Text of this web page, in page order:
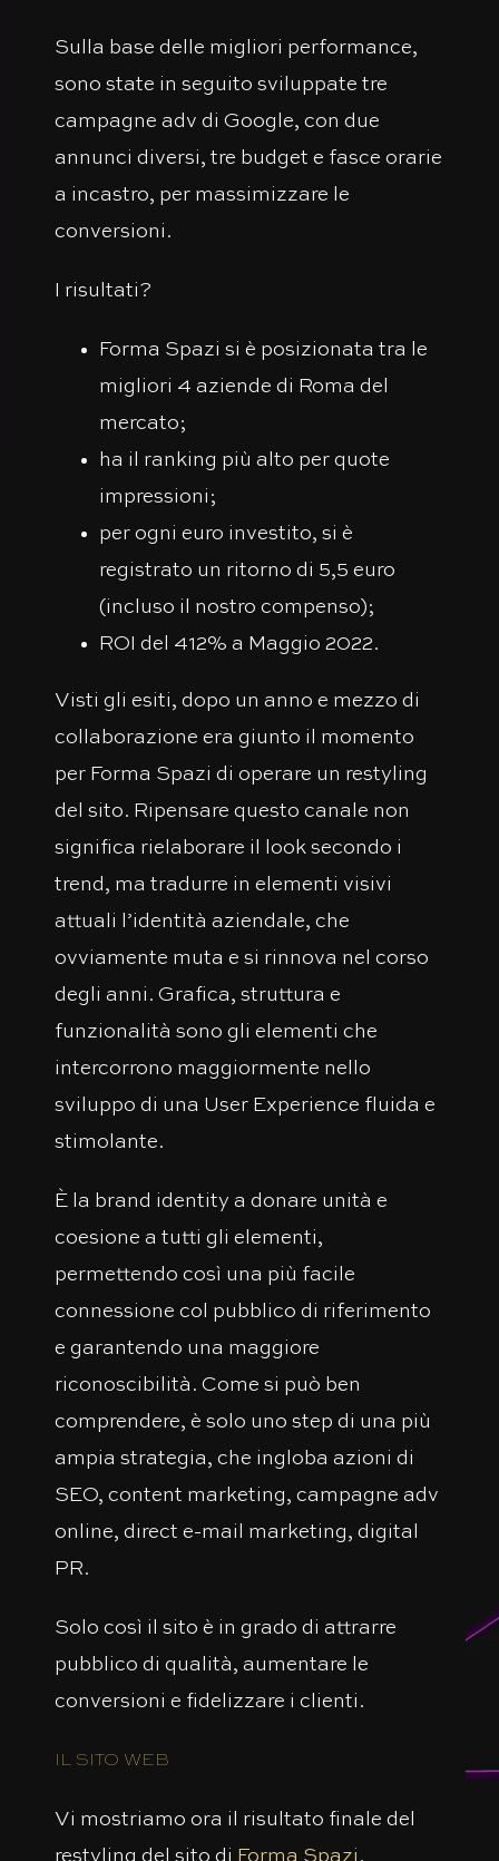
Sulla base delle migliori performance,
sono state in seguito sviluppate tre
campagne adv di Google, con due
annunci diversi, tre budget e fasce orarie
a incastro, per massimizzare le
conversioni.
I risultati?
Forma Spazi si è posizionata tra le
migliori 4 aziende di Roma del
mercato;
ha il ranking più alto per quote
impressioni;
per ogni euro investito, si è
registrato un ritorno di 5,5 euro
(incluso il nostro compenso);
ROI del 412% a Maggio 2022.
Visti gli esiti, dopo un anno e mezzo di
collaborazione era giunto il momento
per Forma Spazi di operare un restyling
del sito. Ripensare questo canale non
significa rielaborare il look secondo i
trend, ma tradurre in elementi visivi
attuali l’identità aziendale, che
ovviamente muta e si rinnova nel corso
degli anni. Grafica, struttura e
funzionalità sono gli elementi che
intercorrono maggiormente nello
sviluppo di una User Experience fluida e
stimolante.
È la brand identity a donare unità e
coesione a tutti gli elementi,
permettendo così una più facile
connessione col pubblico di riferimento
e garantendo una maggiore
riconoscibilità. Come si può ben
comprendere, è solo uno step di una più
ampia strategia, che ingloba azioni di
SEO, content marketing, campagne adv
online, direct e-mail marketing, digital
PR.
Solo così il sito è in grado di attrarre
pubblico di qualità, aumentare le
conversioni e fidelizzare i clienti.
IL SITO WEB
Vi mostriamo ora il risultato finale del
restyling del sito di Forma Spazi .